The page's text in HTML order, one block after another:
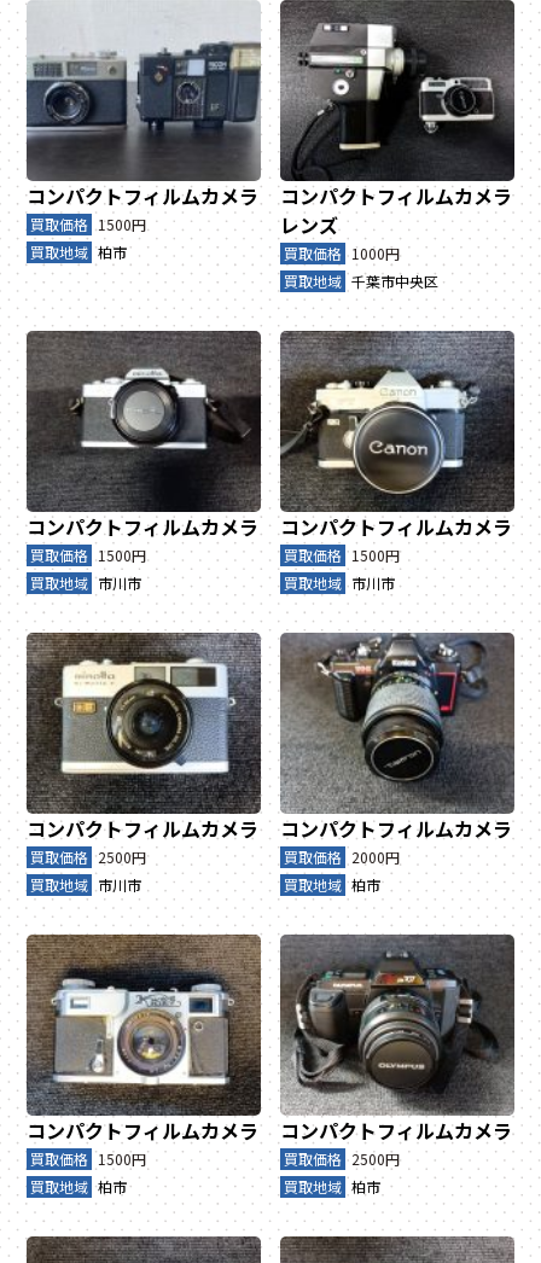
コンパクトフィルムカメラ
買取価格 1500円
買取地域 柏市
コンパクトフィルムカメラ
レンズ
買取価格 1000円
買取地域 千葉市中央区
コンパクトフィルムカメラ
買取価格 1500円
買取地域 市川市
コンパクトフィルムカメラ
買取価格 1500円
買取地域 市川市
コンパクトフィルムカメラ
買取価格 2500円
買取地域 市川市
コンパクトフィルムカメラ
買取価格 2000円
買取地域 柏市
コンパクトフィルムカメラ
買取価格 1500円
買取地域 柏市
コンパクトフィルムカメラ
買取価格 2500円
買取地域 柏市